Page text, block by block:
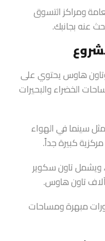
ومراكز التسوق
عنه بجانبك.
هاوس يحتوي على
الخضراء والبحيرات
سينما في الهواء
كبيرة جداً.
ويشمل تاون سكوير
مبهرة ومساحات